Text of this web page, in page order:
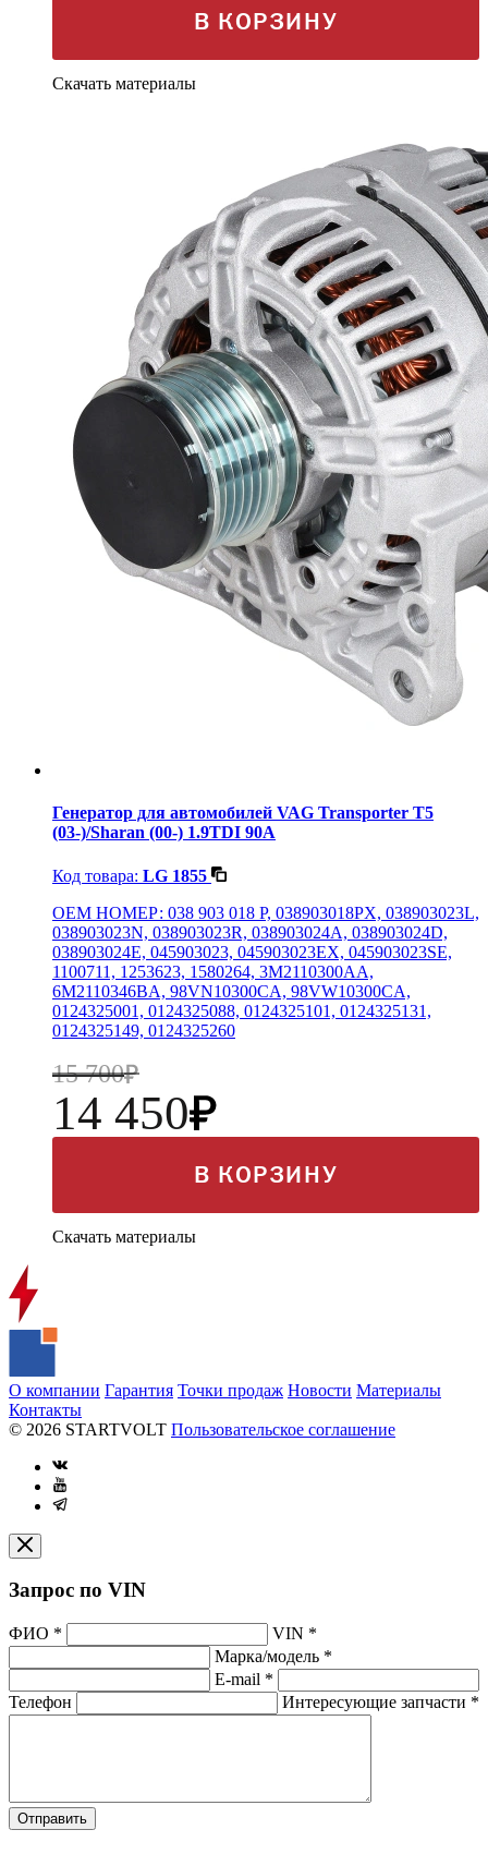
В КОРЗИНУ
Скачать материалы
Генератор для автомобилей VAG Transporter T5
(03-)/Sharan (00-) 1.9TDI 90A
Код товара: LG 1855
OEM НОМЕР: 038 903 018 P, 038903018PX, 038903023L,
038903023N, 038903023R, 038903024A, 038903024D,
038903024E, 045903023, 045903023EX, 045903023SE,
1100711, 1253623, 1580264, 3M2110300AA,
6M2110346BA, 98VN10300CA, 98VW10300CA,
0124325001, 0124325088, 0124325101, 0124325131,
0124325149, 0124325260
15 700
14 450
В КОРЗИНУ
Скачать материалы
О компании Гарантия Точки продаж Новости Материалы
Контакты
© 2026 STARTVOLT Пользовательское соглашение
Запрос по VIN
ФИО * VIN *
Марка/модель *
E-mail *
Телефон
Интересующие запчасти *